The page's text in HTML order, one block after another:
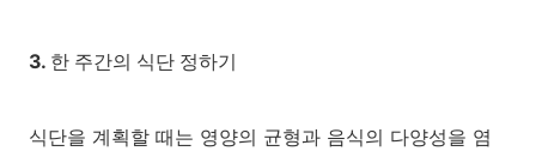
3. 한 주간의 식단 정하기
식단을 계획할 때는 영양의 균형과 음식의 다양성을 염